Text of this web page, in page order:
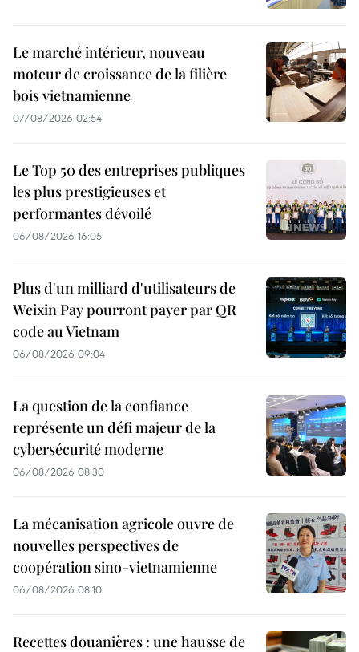
Le marché intérieur, nouveau
moteur de croissance de la filière
bois vietnamienne
07/08/2026 02:54
Le Top 50 des entreprises publiques
les plus prestigieuses et
performantes dévoilé
06/08/2026 16:05
Plus d'un milliard d'utilisateurs de
Weixin Pay pourront payer par QR
code au Vietnam
06/08/2026 09:04
La question de la confiance
représente un défi majeur de la
cybersécurité moderne
06/08/2026 08:30
La mécanisation agricole ouvre de
nouvelles perspectives de
coopération sino-vietnamienne
06/08/2026 08:10
Recettes douanières : une hausse de